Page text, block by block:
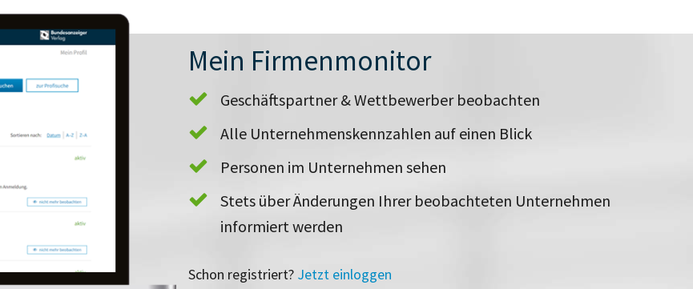
Mein Firmenmonitor
Geschäftspartner & Wettbewerber beobachten
Alle Unternehmenskennzahlen auf einen Blick
Personen im Unternehmen sehen
Stets über Änderungen Ihrer beobachteten Unternehmen
informiert werden
Schon registriert? Jetzt einloggen